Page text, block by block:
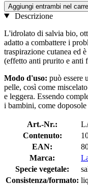
Aggiungi entrambi nel
Descrizione
L'idrolato di salvia bio,
adatto a combattere i
traspirazione cutanea ed
(effetto anti prurito e anti
Modo d'uso: può essere
pelle, così come
e leggera. Essendo
i bambini, come doposole
Art.-Nr.:
Contenuto:
EAN:
Marca:
Specie vegetale:
Consistenza/formato: